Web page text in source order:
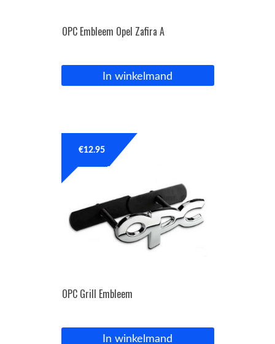
Inloggen / Registreren
OPC Embleem Opel Zafira A
In winkelmand
OPC Grill Embleem
€12.95
In winkelmand